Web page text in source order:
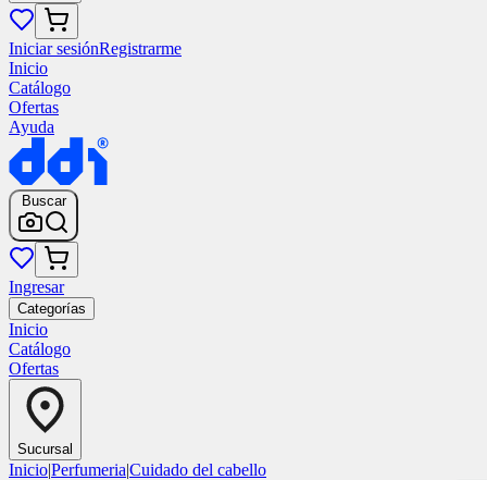
Iniciar sesiónRegistrarme
Inicio
Catálogo
Ofertas
Ayuda
Buscar
Ingresar
Categorías
Inicio
Catálogo
Ofertas
Sucursal
Inicio|Perfumeria|Cuidado del cabello